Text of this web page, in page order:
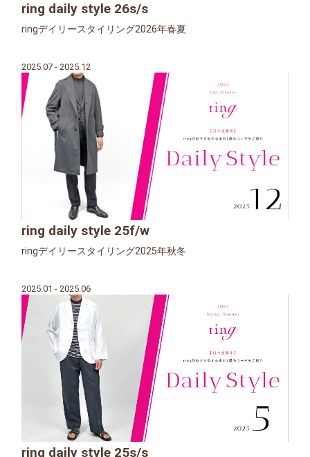
ring daily style 26s/s
ringデイリースタイリング2026年春夏
2025.07 - 2025.12
ring daily style 25f/w
ringデイリースタイリング2025年秋冬
2025.01 - 2025.06
ring daily style 25s/s